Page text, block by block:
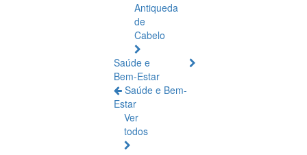
Antiqueda
de
Cabelo
Saúde e
Bem-Estar
Saúde e Bem-
Estar
Ver
todos